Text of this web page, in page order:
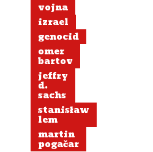
vojna
izrael
genocid
omer
bartov
jeffry
d.
sachs
stanisław
lem
martin
pogačar